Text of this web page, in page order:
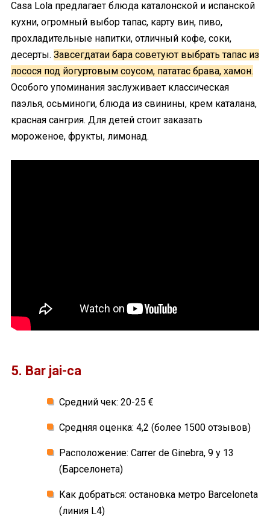
Casa Lola предлагает блюда каталонской и испанской
кухни, огромный выбор тапас, карту вин, пиво,
прохладительные напитки, отличный кофе, соки,
десерты. Завсегдатаи бара советуют выбрать тапас из
лосося под йогуртовым соусом, пататас брава, хамон.
Особого упоминания заслуживает классическая
паэлья, осьминоги, блюда из свинины, крем каталана,
красная сангрия. Для детей стоит заказать
мороженое, фрукты, лимонад.
5. Bar jai-ca
Средний чек: 20-25 €
Средняя оценка: 4,2 (более 1500 отзывов)
Расположение: Carrer de Ginebra, 9 y 13
(Барселонета)
Как добраться: остановка метро Barceloneta
(линия L4)